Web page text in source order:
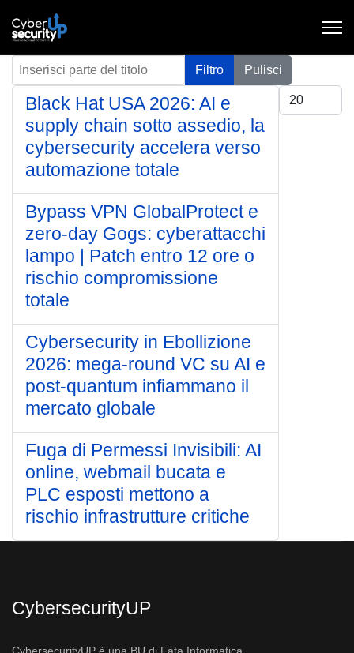
Inserisci parte del titolo Filtro
Pulisci
Visualizza #
Black Hat USA 2026: AI e
supply chain sotto assedio, la
cybersecurity accelera verso
automazione totale
Bypass VPN GlobalProtect e
zero-day Gogs: cyberattacchi
lampo | Patch entro 12 ore o
rischio compromissione
totale
Cybersecurity in Ebollizione
2026: mega-round VC su AI e
post-quantum infiammano il
mercato globale
Fuga di Permessi Invisibili: AI
online, webmail bucata e
PLC esposti mettono a
rischio infrastrutture critiche
CybersecurityUP